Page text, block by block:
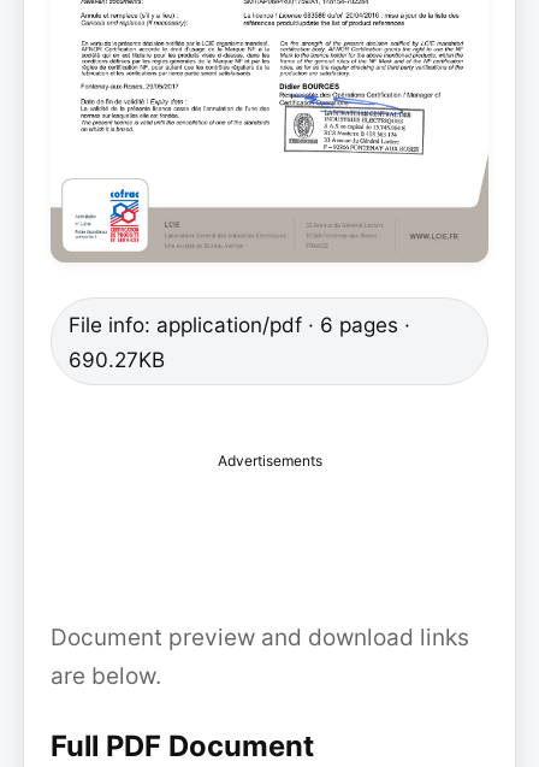
File info: application/pdf · 6 pages ·
690.27KB
Advertisements
Document preview and download links
are below.
Full PDF Document